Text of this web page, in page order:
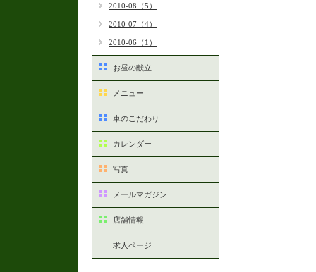
2010-08（5）
2010-07（4）
2010-06（1）
お昼の献立
メニュー
車のこだわり
カレンダー
写真
メールマガジン
店舗情報
求人ページ